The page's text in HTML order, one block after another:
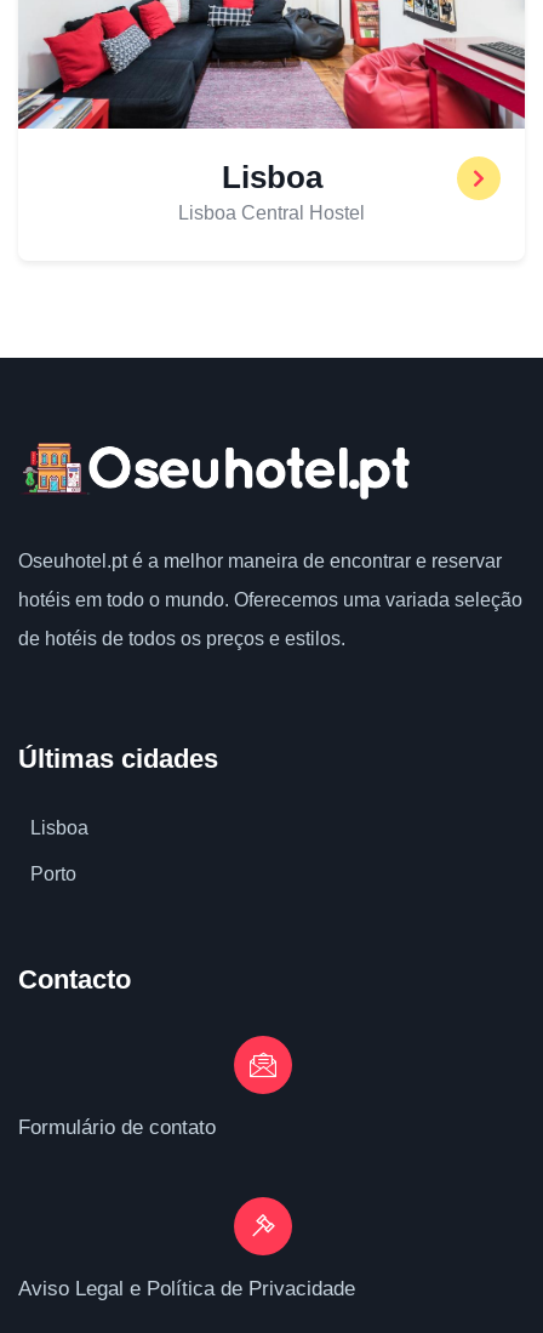
Lisboa
Lisboa Central Hostel
Oseuhotel.pt é a melhor maneira de encontrar e reservar
hotéis em todo o mundo. Oferecemos uma variada seleção
de hotéis de todos os preços e estilos.
Últimas cidades
Lisboa
Porto
Contacto
Formulário de contato
Aviso Legal e Política de Privacidade